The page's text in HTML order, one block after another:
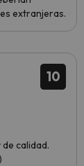
extranjeras.
10
calidad.